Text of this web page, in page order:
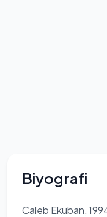
Biyografi
Caleb Ekuban,